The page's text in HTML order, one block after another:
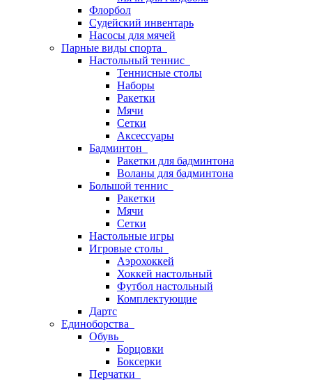
Флорбол
Судейский инвентарь
Насосы для мячей
Парные виды спорта
Настольный теннис
Теннисные столы
Наборы
Ракетки
Мячи
Сетки
Аксессуары
Бадминтон
Ракетки для бадминтона
Воланы для бадминтона
Большой теннис
Ракетки
Мячи
Сетки
Настольные игры
Игровые столы
Аэрохоккей
Хоккей настольный
Футбол настольный
Комплектующие
Дартс
Единоборства
Обувь
Борцовки
Боксерки
Перчатки